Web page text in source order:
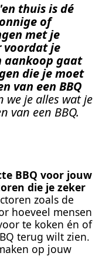
thuis is dé
of
met je
voordat je
aankoop gaat
die je moet
van een BBQ
je alles wat je
van een BBQ.
BBQ voor jouw
die je zeker
zoals de
hoeveel mensen
te koken én of
terug wilt zien.
op jouw